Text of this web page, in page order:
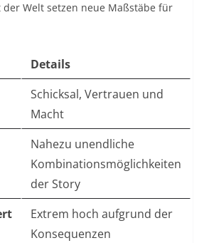
Welt setzen neue Maßstäbe für
Details
Schicksal, Vertrauen und
Macht
Nahezu unendliche
Kombinationsmöglichkeiten
der Story
Extrem hoch aufgrund der
Konsequenzen